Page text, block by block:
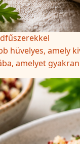
hüvelyes, amely
amelyet